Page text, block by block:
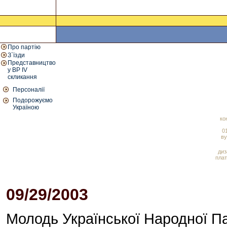
Про партію
З`їзди
Представництво
у ВР IV
скликання
Персоналії
Подорожуємо
Україною
09/29/2003
Молодь Української Народної